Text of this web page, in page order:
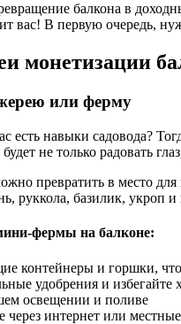
балкона в
вас! В первую очередь,
монетизации
или ферму
есть навыки садовода?
не только радовать
превратить в место
руккола, базилик,
фермы на балконе:
контейнеры и горшки,
удобрения и избегайте
освещении и поливе
через интернет или